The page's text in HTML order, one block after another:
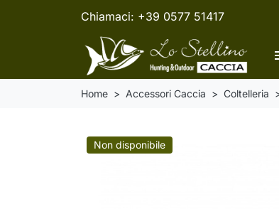
Chiamaci: +39 0577 51417
Home Accessori Caccia Coltelleria
Non disponibile